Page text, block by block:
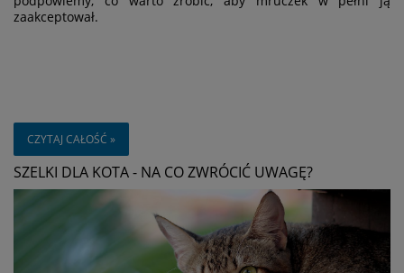
zaakceptował.
CZYTAJ CAŁOŚĆ »
SZELKI DLA KOTA - NA CO ZWRÓCIĆ UWAGĘ?